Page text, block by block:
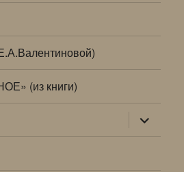
(из книги)
раскрыть
дочернее
меню